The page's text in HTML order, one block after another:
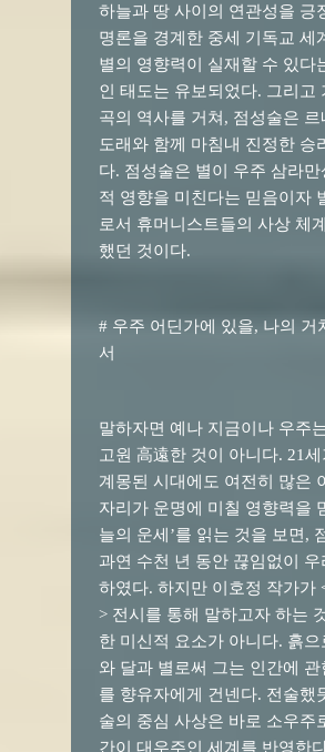
하늘과 땅 사이의 연관성을 긍
명론을 경계한 중세 기독교 세
별의 영향력이 실재할 수 있다
인 태도는 유보되었다. 그리고
곡의 역사를 거쳐, 점성술은 르
도래와 함께 마침내 진정한 승
다. 점성술은 별이 우주 삼라만
적 영향을 미친다는 믿음이자
로서 휴머니스트들의 사상 체
했던 것이다.
# 우주 어딘가에 있을, 나의 거
서
말하자면 예나 지금이나 우주
고원 高遠한 것이 아니다. 21세
계몽된 시대에도 여전히 많은
자리가 운명에 미칠 영향력을
늘의 운세’를 읽는 것을 보면,
과연 수천 년 동안 끊임없이 우
하였다. 하지만 이호정 작가가
> 전시를 통해 말하고자 하는
한 미신적 요소가 아니다. 흙으
와 달과 별로써 그는 인간에 관
를 향유자에게 건넨다. 전술했
술의 중심 사상은 바로 소우주
간이 대우주인 세계를 반영한